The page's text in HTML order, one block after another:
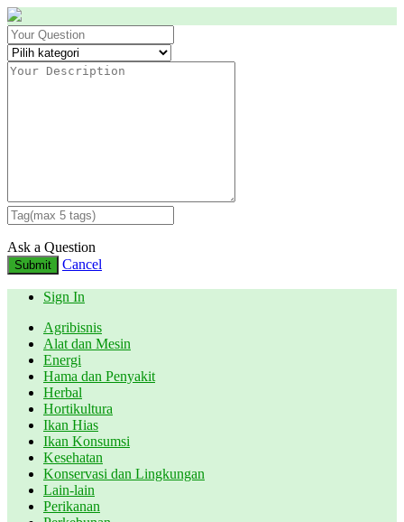
Ask a Question
Submit Cancel
Sign In
Agribisnis
Alat dan Mesin
Energi
Hama dan Penyakit
Herbal
Hortikultura
Ikan Hias
Ikan Konsumsi
Kesehatan
Konservasi dan Lingkungan
Lain-lain
Perikanan